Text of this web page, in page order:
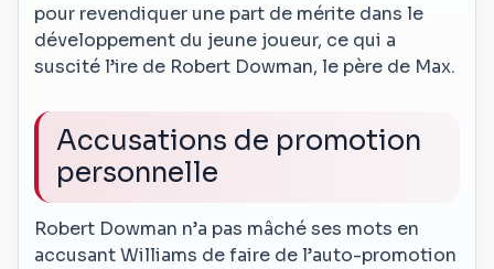
pour revendiquer une part de mérite dans le
développement du jeune joueur, ce qui a
suscité l’ire de Robert Dowman, le père de Max.
Accusations de promotion
personnelle
Robert Dowman n’a pas mâché ses mots en
accusant Williams de faire de l’auto-promotion